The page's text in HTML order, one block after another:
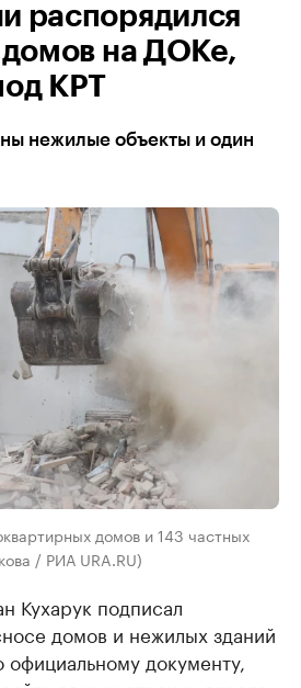
распорядился
домов на ДОКе,
КРТ
нежилые объекты и один
домов и 143 частных
/ РИА URA.RU)
Кухарук подписал
домов и нежилых зданий
документу,